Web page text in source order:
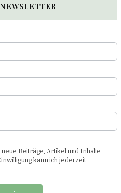
Beiträge, Artikel und Inhalte
kann ich jederzeit